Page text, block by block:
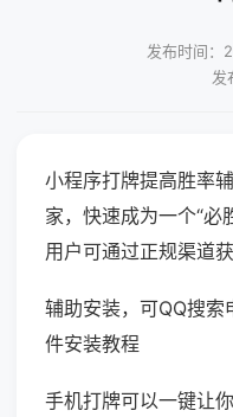
发布时间：
发
小程序打牌提高胜率
家，快速成为一个“必
用户可通过正规渠道获
辅助安装，可QQ搜
件安装教程
手机打牌可以一键让